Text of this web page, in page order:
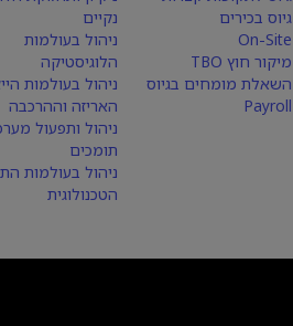
גיוס בכירים
On-Site
מיקור חוץ TBO
השאלת מומחים בגיוס
Payroll
נקיים
ניהול בעולמות
הלוגיסטיקה
ניהול בעולמות
האריזה וההרכבה
ניהול ותפעול
תומכים
ניהול בעולמות
הטכנולוגית